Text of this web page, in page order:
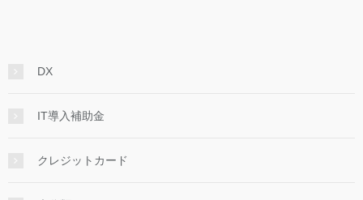
DX
IT導入補助金
クレジットカード